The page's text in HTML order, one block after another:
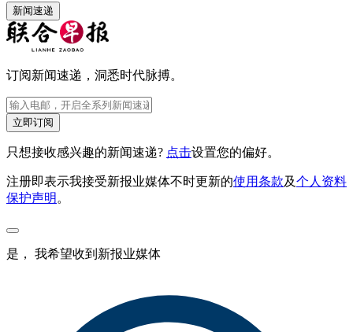
新闻速递
订阅新闻速递，洞悉时代脉搏。
立即订阅
只想接收感兴趣的新闻速递? 点击设置您的偏好。
注册即表示我接受新报业媒体不时更新的使用条款及个人资料
保护声明 。
是， 我希望收到新报业媒体